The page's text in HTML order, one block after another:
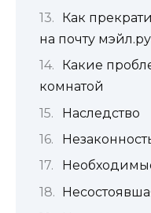
Как
на почту
Какие
комнатой
Наследство